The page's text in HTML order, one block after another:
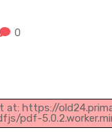
0
at: https://
pdf-